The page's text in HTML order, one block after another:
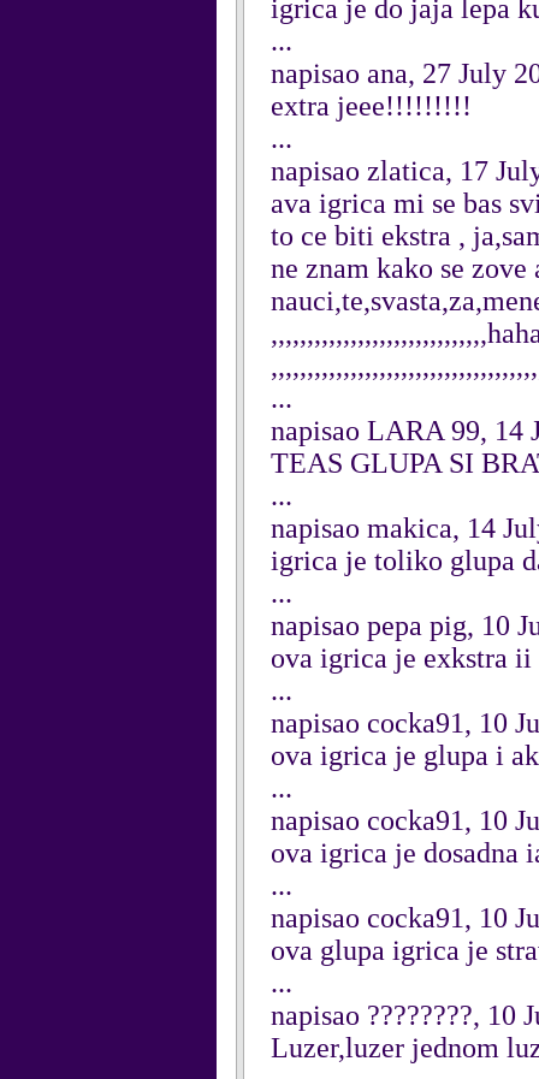
igrica je do jaja lepa
...
napisao ana, 27 July
extra jeee!!!!!!!!!
...
napisao zlatica, 17
ava igrica mi se bas
to ce biti ekstra ,
ne znam kako se
...
napisao LARA 99, 14
TEAS GLUPA SI
...
napisao makica, 14
igrica je toliko glupa
...
napisao pepa pig, 10
ova igrica je exkstra ii
...
napisao cocka91, 10
ova igrica je glupa i
...
napisao cocka91, 10
ova igrica je dosadna
...
napisao cocka91, 10
ova glupa igrica je
...
napisao ????????, 10
Luzer,luzer jednom